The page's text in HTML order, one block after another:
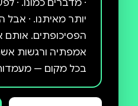
⋅ מדברים כמונו. ⋅
יותר מאיתנו. ⋅ אבל
הפסיכופתים. אותם
אמפתיה ורגשות
בכל מקום —
ובפוליטיקה ועד
חלקת המיטה